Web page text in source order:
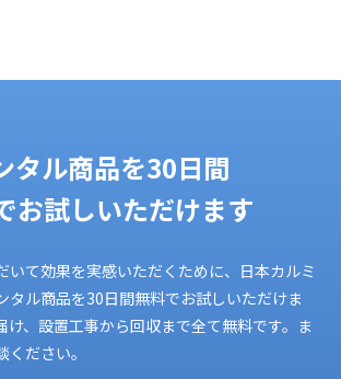
タル商品を30日間
お試しいただけます
いて効果を実感いただくために、日本カルミ
タル商品を30日間無料でお試しいただけま
け、設置工事から回収まで全て無料です。ま
ださい。